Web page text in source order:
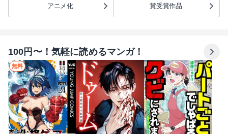
アニメ化 賞受賞作品
100円〜！気軽に読めるマンガ！
無料